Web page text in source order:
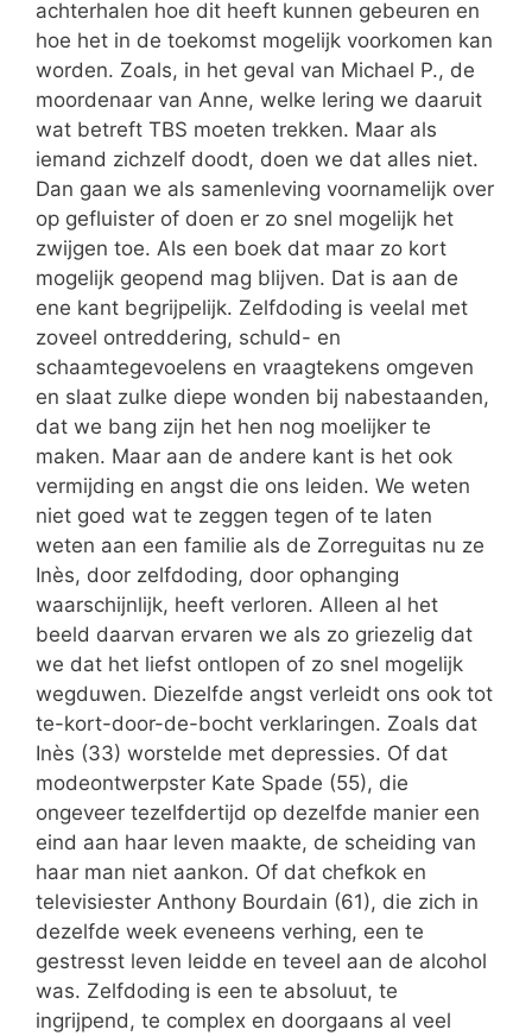
achterhalen hoe dit heeft kunnen gebeuren en
hoe het in de toekomst mogelijk voorkomen kan
worden. Zoals, in het geval van Michael P., de
moordenaar van Anne, welke lering we daaruit
wat betreft TBS moeten trekken. Maar als
iemand zichzelf doodt, doen we dat alles niet.
Dan gaan we als samenleving voornamelijk over
op gefluister of doen er zo snel mogelijk het
zwijgen toe. Als een boek dat maar zo kort
mogelijk geopend mag blijven. Dat is aan de
ene kant begrijpelijk. Zelfdoding is veelal met
zoveel ontreddering, schuld- en
schaamtegevoelens en vraagtekens omgeven
en slaat zulke diepe wonden bij nabestaanden,
dat we bang zijn het hen nog moelijker te
maken. Maar aan de andere kant is het ook
vermijding en angst die ons leiden. We weten
niet goed wat te zeggen tegen of te laten
weten aan een familie als de Zorreguitas nu ze
Inès, door zelfdoding, door ophanging
waarschijnlijk, heeft verloren. Alleen al het
beeld daarvan ervaren we als zo griezelig dat
we dat het liefst ontlopen of zo snel mogelijk
wegduwen. Diezelfde angst verleidt ons ook tot
te-kort-door-de-bocht verklaringen. Zoals dat
Inès (33) worstelde met depressies. Of dat
modeontwerpster Kate Spade (55), die
ongeveer tezelfdertijd op dezelfde manier een
eind aan haar leven maakte, de scheiding van
haar man niet aankon. Of dat chefkok en
televisiester Anthony Bourdain (61), die zich in
dezelfde week eveneens verhing, een te
gestresst leven leidde en teveel aan de alcohol
was. Zelfdoding is een te absoluut, te
ingrijpend, te complex en doorgaans al veel